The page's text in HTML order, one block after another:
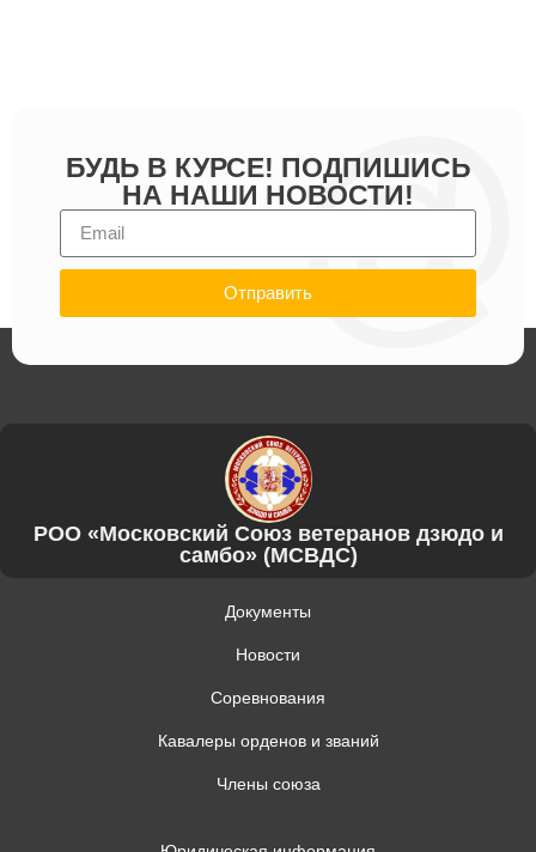
БУДЬ В КУРСЕ! ПОДПИШИСЬ
НА НАШИ НОВОСТИ!
Отправить
РОО «Московский Союз ветеранов дзюдо и
самбо» (МСВДС)
Документы
Новости
Соревнования
Кавалеры орденов и званий
Члены союза